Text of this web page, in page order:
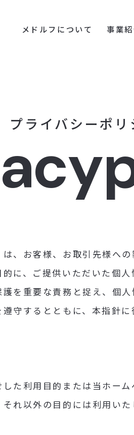
メドルフについて 事業
プラ イバシ ーポ リ
acy
、お客様、お取引先様へ
に、ご提供いただいた個
を重要な責務と捉え、個
守するとともに、本指針
た利用目的または当ホー
れ以外の目的には利用いた